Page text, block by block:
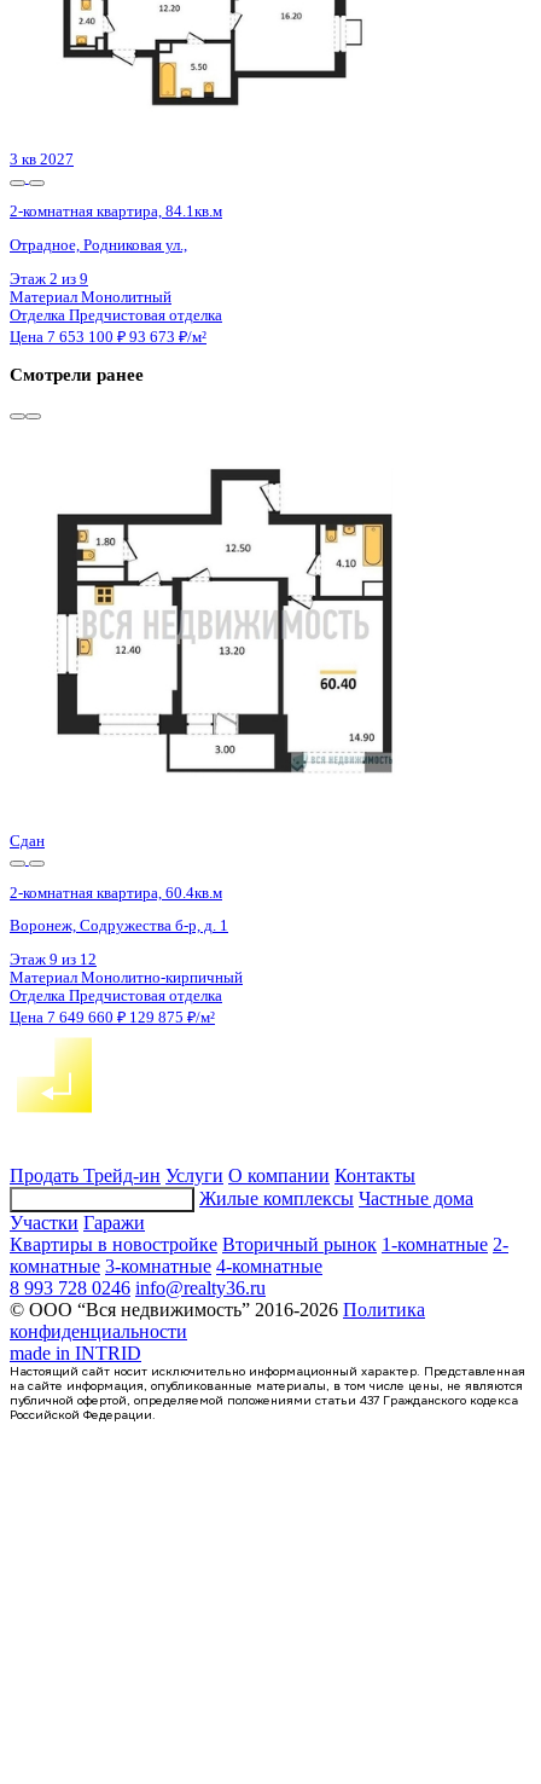
4 кв 2026
2-комнатная квартира, 60.8кв.м
Воронеж, Патриотов пр., д. 58а
Этаж 16 из 17
Отделка Чистовая отделка
Цена 7 652 597 ₽
2-комнатная квартира, 60.8кв.м
Воронеж, Патриотов пр., д. 58а
Этаж 12 из 17
Материал
Цена 7 652 597 ₽ 127 756 ₽/м²
Продать Трейд-ин Услуги О компании Контакты
Жилые комплексы Частные дома
Участки Гаражи
Квартиры в новостройке Вторичный рынок 1-комнатные 2-
комнатные 3-комнатные 4-комнатные
8 993 728 0246 info@realty36.ru
© ООО “Вся недвижимость” 2016-2026 Политика
конфиденциальности
made in INTRID
Настоящий сайт носит исключительно информационный характер. Представленная
на сайте информация, опубликованные материалы, в том числе цены, не являются
публичной офертой, определяемой положениями статьи 437 Гражданского кодекса
Российской Федерации.